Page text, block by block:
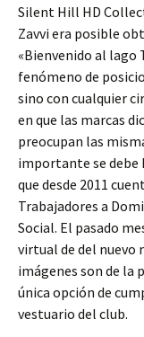
Silent Hill HD
Zavvi era posible
«Bienvenido al lago
fenómeno de
sino con cualquier
en que las marcas
preocupan las
importante se debe
que desde 2011
Trabajadores a
Social. El pasado
virtual de del nuevo
imágenes son de la
única opción de
vestuario del club.